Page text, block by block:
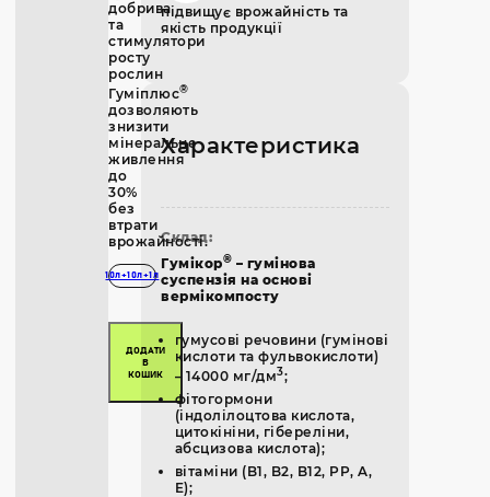
добрива
та
стимулятори
росту
рослин
Гуміплюс®
дозволяють
знизити
мінеральне
живлення
до
30%
без
втрати
врожайності.
10л+10л+1л
ДОДАТИ
В
КОШИК
підвищує врожайність та
якість продукції
Характеристика
Склад:
Гумікор® – гумінова
суспензія на основі
вермікомпосту
гумусові речовини (гумінові
кислоти та фульвокислоти)
– 14000 мг/дм3;
фітогормони
(індолілоцтова кислота,
цитокініни, гібереліни,
абсцизова кислота);
вітаміни (B1, B2, B12, PP, A,
E);